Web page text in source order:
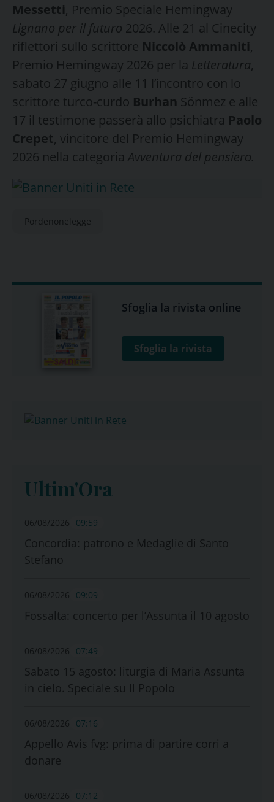
Messetti, Premio Speciale Hemingway
Lignano per il futuro 2026. Alle 21 al Cinecity
riflettori sullo scrittore Niccolò Ammaniti,
Premio Hemingway 2026 per la Letteratura,
sabato 27 giugno alle 11 l’incontro con lo
scrittore turco-curdo Burhan Sönmez e alle
17 il testimone passerà allo psichiatra Paolo
Crepet, vincitore del Premio Hemingway
2026 nella categoria Avventura del pensiero.
Pordenonelegge
Sfoglia la rivista online
Sfoglia la rivista
Ultim'Ora
06/08/2026 09:59
Concordia: patrono e Medaglie di Santo
Stefano
06/08/2026 09:09
Fossalta: concerto per l’Assunta il 10 agosto
06/08/2026 07:49
Sabato 15 agosto: liturgia di Maria Assunta
in cielo. Speciale su Il Popolo
06/08/2026 07:16
Appello Avis fvg: prima di partire corri a
donare
06/08/2026 07:12